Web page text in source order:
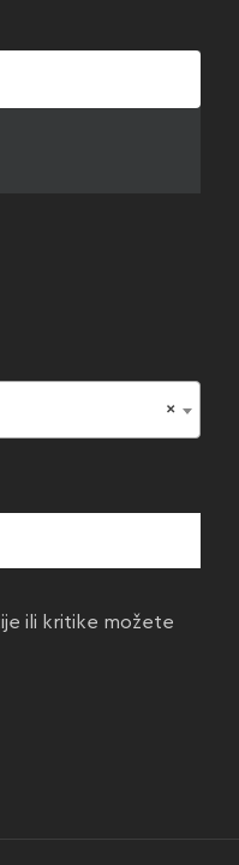
×
ili kritike možete